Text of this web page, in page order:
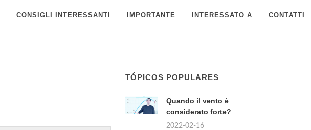
CONSIGLI INTERESSANTI IMPORTANTE INTERESSATO A CONTATTI
TÓPICOS POPULARES
Quando il vento è
considerato forte?
2022-02-16